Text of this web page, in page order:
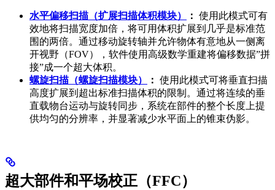
水平偏移扫描（扩展扫描体积模块） ： 使用此模式可有
效地将扫描宽度加倍，将可用体积扩展到几乎是标准范
围的两倍。通过移动旋转轴并允许物体有意地从一侧离
开视野（FOV），软件使用高级数学重建将偏移数据”拼
接”成一个超大体积。
螺旋扫描（螺旋扫描模块）
： 使用此模式可将垂直扫描
高度扩展到超出标准扫描体积的限制。通过将连续的垂
直载物台运动与旋转同步，系统在部件的整个长度上提
供均匀的分辨率，并显著减少水平面上的锥束伪影。
超大部件和平场校正（FFC）